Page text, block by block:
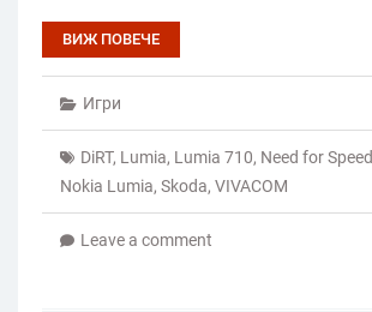
ВИЖ ПОВЕЧЕ
Игри
DiRT, Lumia, Lumia 710, Need for Speed
Nokia Lumia, Skoda, VIVACOM
Leave a comment